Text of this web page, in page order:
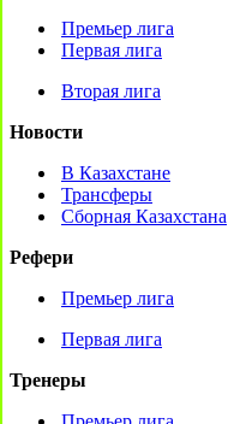
Премьер лига
Первая лига
Вторая лига
Новости
В Казахстане
Трансферы
Сборная Казахстана
Рефери
Премьер лига
Первая лига
Тренеры